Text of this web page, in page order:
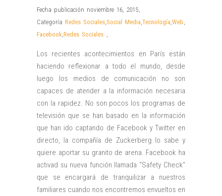
Fecha publicación noviembre 16, 2015,
Categoría Redes Sociales,Social Media,Tecnología,Web ,
Facebook,Redes Sociales ,
Los recientes acontecimientos en París están
haciendo reflexionar a todo el mundo, desde
luego los medios de comunicación no son
capaces de atender a la información necesaria
con la rapidez. No son pocos los programas de
televisión que se han basado en la información
que han ido captando de Facebook y Twitter en
directo, la compañía de Zuckerberg lo sabe y
quiere aportar su granito de arena. Facebook ha
activad su nueva función llamada “Safety Check”
que se encargará de tranquilizar a nuestros
familiares cuando nos encontremos envueltos en